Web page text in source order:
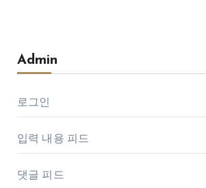
Admin
로그인
입력 내용 피드
댓글 피드